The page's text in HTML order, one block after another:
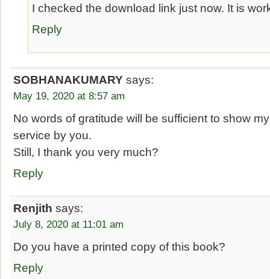
I checked the download link just now. It is
Reply
SOBHANAKUMARY says:
May 19, 2020 at 8:57 am
No words of gratitude will be sufficient to show
service by you.
Still, I thank you very much?
Reply
Renjith says:
July 8, 2020 at 11:01 am
Do you have a printed copy of this book?
Reply